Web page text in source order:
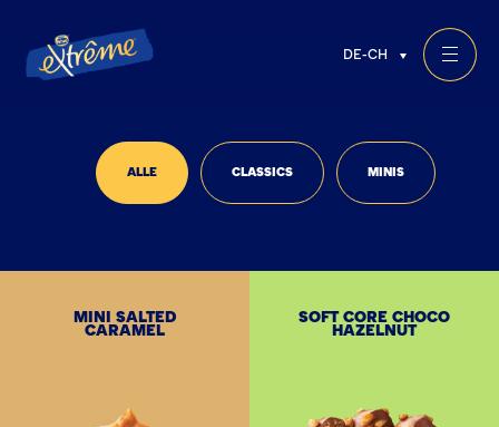
DE-CH
ALLE CLASSICS MINIS
MINI SALTED
CARAMEL
SOFT CORE CHOCO
HAZELNUT